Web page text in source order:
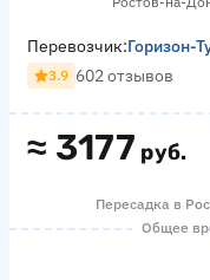
≈ 3177 руб.
Перевозчик:Горизон-
3.9 602 отзывов
Пересадка в
Общее